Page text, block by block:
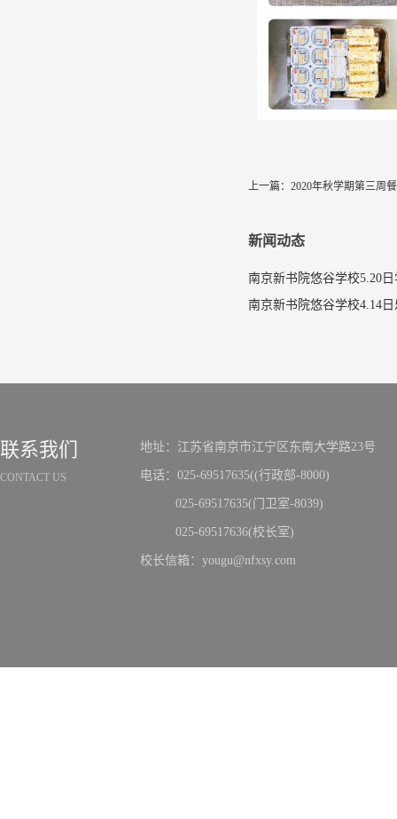
上一篇： 2020年秋学期第三周
新闻动态
南京新书院悠谷学校5.20
联系我们
CONTACT US
地址：江苏省南京市江宁区东南大学路23号
电话：025-69517635((行政部-8000)
025-69517635(门卫室-8039)
025-69517636(校长室)
校长信箱：yougu@nfxsy.com